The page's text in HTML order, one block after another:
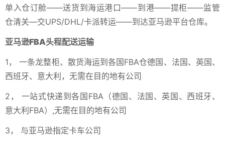
单入仓订舱——送货到海运港口——到港——提柜——监管
仓清关—交UPS/DHL/卡派转运——到达亚马逊平台仓库。
亚马逊FBA头程配送运输
1， 一条龙整柜、散货海运到各国FBA仓德国、法国、英国、
西班牙、意大利，无需在目的地有公司
2， 一站式快递到各国FBA（德国、法国、英国、西班牙、
意大利FBA）,无需在目的地有公司
3， 与亚马逊指定卡车公司